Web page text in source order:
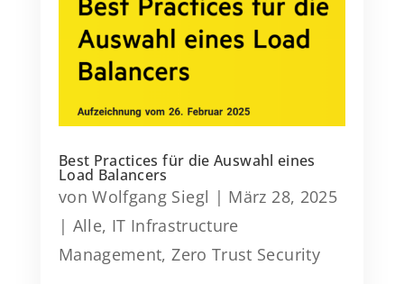
Best Practices für die Auswahl eines
Load Balancers
vonWolfgang Siegl | März 28, 2025
| Alle, IT Infrastructure
Management,Zero Trust Security